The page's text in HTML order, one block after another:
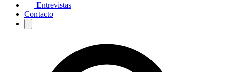
Entrevistas
Contacto